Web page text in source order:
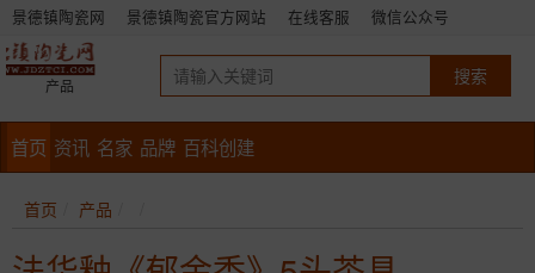
景德镇陶瓷网 景德镇陶瓷官方网站 在线客服 微信公众号
产品
首页 资讯 名家 品牌 百科创建
首页 产品